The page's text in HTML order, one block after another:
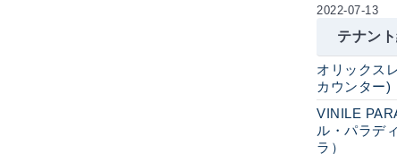
2022-07-13
テナン
オリックス
カウンター)
VINILE
ル・パラデ
ラ）